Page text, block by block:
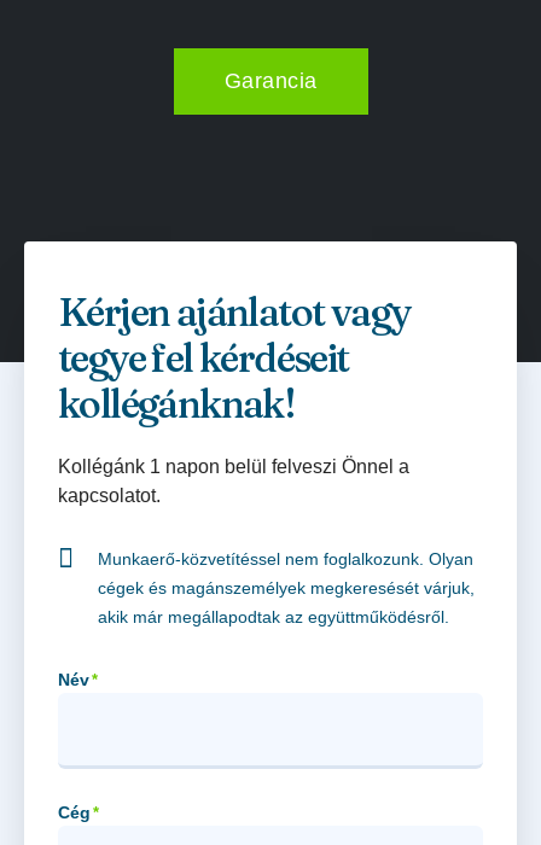
Garancia
Kérjen ajánlatot vagy
tegye fel kérdéseit
kollégánknak!
Kollégánk 1 napon belül felveszi Önnel a
kapcsolatot.
Munkaerő-közvetítéssel nem foglalkozunk. Olyan
cégek és magánszemélyek megkeresését várjuk,
akik már megállapodtak az együttműködésről.
Név*
Cég *